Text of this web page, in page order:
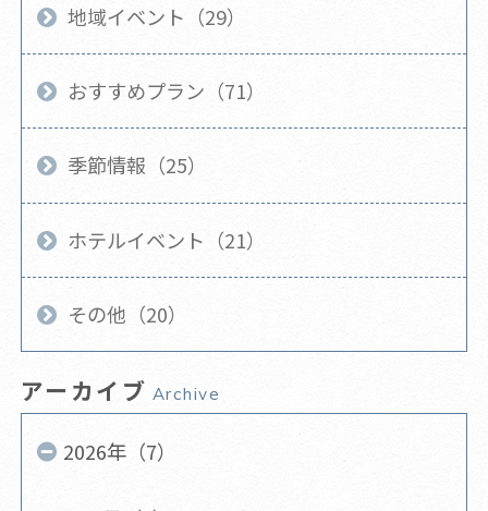
地域イベント（29）
おすすめプラン（71）
季節情報（25）
ホテルイベント（21）
その他（20）
アーカイブ Archive
2026年（7）